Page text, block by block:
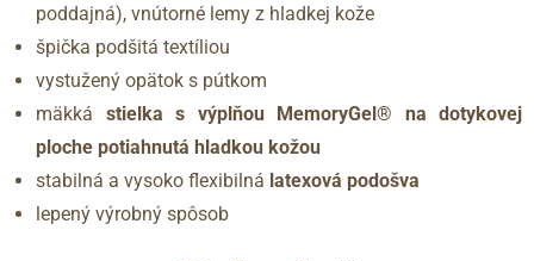
poddajná), vnútorné lemy z hladkej kože
špička podšitá textíliou
vystužený opätok s pútkom
mäkká stielka s výplňou MemoryGel® na dotykovej
ploche potiahnutá hladkou kožou
stabilná a vysoko flexibilná latexová podošva
lepený výrobný spôsob